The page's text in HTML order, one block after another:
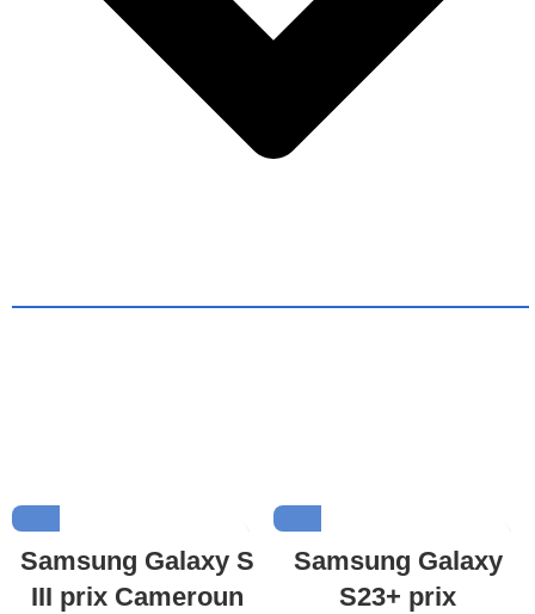
Samsung Galaxy S
III prix Cameroun
Samsung Galaxy
S23+ prix